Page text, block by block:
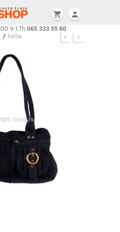
9-17h 065 333 55 60
shopping_cart person
/ torba